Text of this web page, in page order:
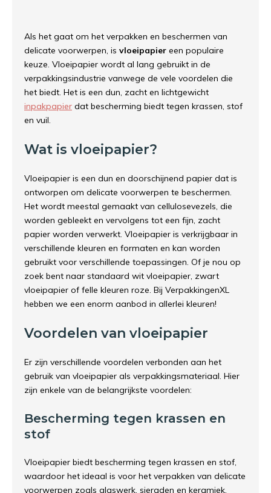
Als het gaat om het verpakken en beschermen van
delicate voorwerpen, is vloeipapier een populaire
keuze. Vloeipapier wordt al lang gebruikt in de
verpakkingsindustrie vanwege de vele voordelen die
het biedt. Het is een dun, zacht en lichtgewicht
inpakpapier dat bescherming biedt tegen krassen, stof
en vuil.
Wat is vloeipapier?
Vloeipapier is een dun en doorschijnend papier dat is
ontworpen om delicate voorwerpen te beschermen.
Het wordt meestal gemaakt van cellulosevezels, die
worden gebleekt en vervolgens tot een fijn, zacht
papier worden verwerkt. Vloeipapier is verkrijgbaar in
verschillende kleuren en formaten en kan worden
gebruikt voor verschillende toepassingen. Of je nou op
zoek bent naar standaard wit vloeipapier, zwart
vloeipapier of felle kleuren roze. Bij VerpakkingenXL
hebben we een enorm aanbod in allerlei kleuren!
Voordelen van vloeipapier
Er zijn verschillende voordelen verbonden aan het
gebruik van vloeipapier als verpakkingsmateriaal. Hier
zijn enkele van de belangrijkste voordelen:
Bescherming tegen krassen en
stof
Vloeipapier biedt bescherming tegen krassen en stof,
waardoor het ideaal is voor het verpakken van delicate
voorwerpen zoals glaswerk, sieraden en keramiek.